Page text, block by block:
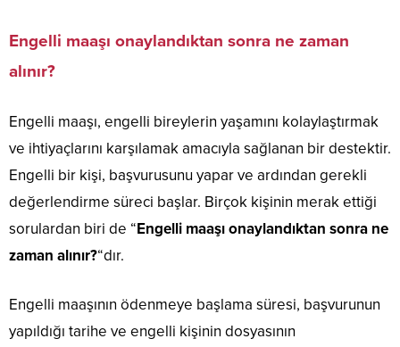
Engelli maaşı onaylandıktan sonra ne zaman
alınır?
Engelli maaşı, engelli bireylerin yaşamını kolaylaştırmak
ve ihtiyaçlarını karşılamak amacıyla sağlanan bir destektir.
Engelli bir kişi, başvurusunu yapar ve ardından gerekli
değerlendirme süreci başlar. Birçok kişinin merak ettiği
sorulardan biri de “Engelli maaşı onaylandıktan sonra ne
zaman alınır?“dır.
Engelli maaşının ödenmeye başlama süresi, başvurunun
yapıldığı tarihe ve engelli kişinin dosyasının